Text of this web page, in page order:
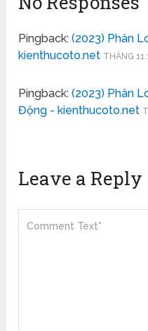
Pingback:(2023) Phân
kienthucoto.net THÁNG 11
Pingback:(2023) Phân
Động - kienthucoto.net
Leave a Reply